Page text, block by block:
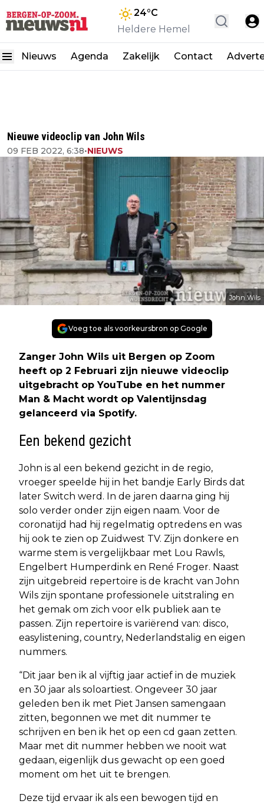
24°C
Heldere Hemel
Nieuws Agenda Zakelijk Contact
Nieuwe videoclip van John Wils
09 FEB 2022, 6:38•NIEUWS
John Wils
Voeg toe als voorkeursbron op Google
Zanger John Wils uit Bergen op Zoom
heeft op 2 Februari zijn nieuwe videoclip
uitgebracht op YouTube en het nummer
Man & Macht wordt op Valentijnsdag
gelanceerd via Spotify.
Een bekend gezicht
John is al een bekend gezicht in de regio,
vroeger speelde hij in het bandje Early Birds dat
later Switch werd. In de jaren daarna ging hij
solo verder onder zijn eigen naam. Voor de
coronatijd had hij regelmatig optredens en was
hij ook te zien op Zuidwest TV. Zijn donkere en
warme stem is vergelijkbaar met Lou Rawls,
Engelbert Humperdink en René Froger. Naast
zijn uitgebreid repertoire is de kracht van John
Wils zijn spontane professionele uitstraling en
het gemak om zich voor elk publiek aan te
passen. Zijn repertoire is variërend van: disco,
easylistening, country, Nederlandstalig en eigen
nummers.
“Dit jaar ben ik al vijftig jaar actief in de muziek
en 30 jaar als soloartiest. Ongeveer 30 jaar
geleden ben ik met Piet Jansen samengaan
zitten, begonnen we met dit nummer te
schrijven en ben ik het op een cd gaan zetten.
Maar met dit nummer hebben we nooit wat
gedaan, eigenlijk dus gewacht op een goed
moment om het uit te brengen.
Deze tijd ervaar ik als een bewogen tijd en